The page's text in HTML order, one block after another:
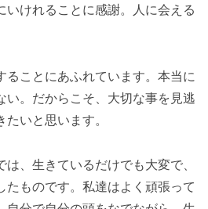
いけれることに感謝。人に会える
ることにあふれています。本当に
い。だからこそ、大切な事を見逃
いと思います。
、生きているだけでも大変で、
たものです。私達はよく頑張って